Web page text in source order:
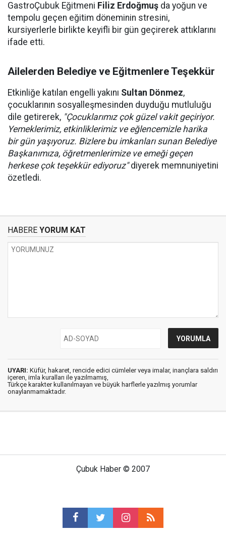
GastroÇubuk Eğitmeni Filiz Erdoğmuş da yoğun ve
tempolu geçen eğitim döneminin stresini,
kursiyerlerle birlikte keyifli bir gün geçirerek attıklarını
ifade etti.
Ailelerden Belediye ve Eğitmenlere Teşekkür
Etkinliğe katılan engelli yakını Sultan Dönmez,
çocuklarının sosyalleşmesinden duyduğu mutluluğu
dile getirerek, "Çocuklarımız çok güzel vakit geçiriyor.
Yemeklerimiz, etkinliklerimiz ve eğlencemizle harika
bir gün yaşıyoruz. Bizlere bu imkanları sunan Belediye
Başkanımıza, öğretmenlerimize ve emeği geçen
herkese çok teşekkür ediyoruz"diyerek memnuniyetini
özetledi.
HABERE YORUM KAT
UYARI: Küfür, hakaret, rencide edici cümleler veya imalar, inançlara saldırı
içeren, imla kuralları ile yazılmamış,
Türkçe karakter kullanılmayan ve büyük harflerle yazılmış yorumlar
onaylanmamaktadır.
Çubuk Haber © 2007